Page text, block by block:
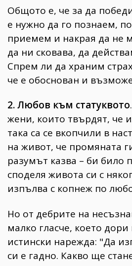
Общото е, че за да
е нужно да го познаем,
приемем и накрая да не
да ни сковава, да
Спрем ли да храним
че е обоснован и
2. Любов към статуквото
жени, които твърдят, че
така са се вкопчили в
на живот, че промяната
разумът казва – би било
споделя живота си с
изпълва с копнеж по
Но от дебрите на
малко гласче, което
истински нарежда: "Да
си е гадно. Какво ще